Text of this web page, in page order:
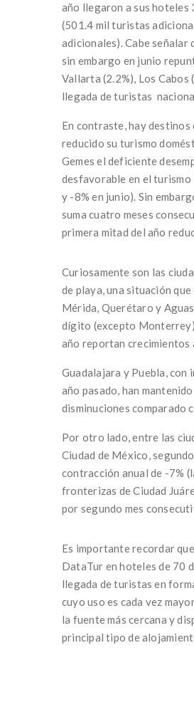
año llegaron a sus hoteles
(501.4 mil turistas
adicionales). Cabe señalar
sin embargo en junio
Vallarta (2.2%), Los
llegada de turistas
En contraste, hay destinos
reducido su turismo
Gemes el deficiente
desfavorable en el turismo
y -8% en junio). Sin
suma cuatro meses
primera mitad del año
Curiosamente son las
de playa, una situación
Mérida, Querétaro y
dígito (excepto
año reportan crecimientos
Guadalajara y Puebla, con
año pasado, han
disminuciones comparado
Por otro lado, entre las
Ciudad de México,
contracción anual de -7%
fronterizas de Ciudad
por segundo mes
Es importante recordar
DataTur en hoteles de 70
llegada de turistas en
cuyo uso es cada vez
la fuente más cercana y
principal tipo de